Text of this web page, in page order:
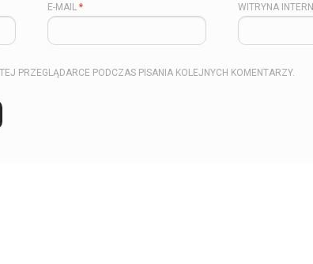
E-MAIL* WITRYNA
PRZEGLĄDARCE PODCZAS PISANIA KOLEJNYCH KOMENTARZY.